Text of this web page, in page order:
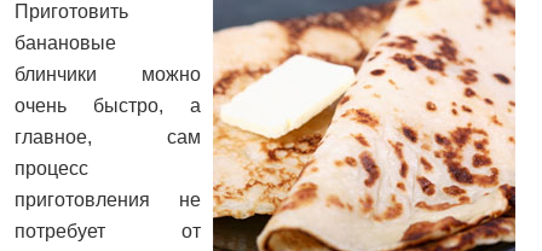
Приготовить
банановые
блинчики можно
очень быстро, а
главное, сам
процесс
приготовления не
потребует от